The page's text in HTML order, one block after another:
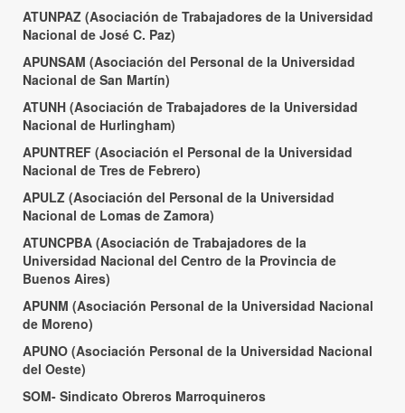
ATUNPAZ (Asociación de Trabajadores de la Universidad
Nacional de José C. Paz)
APUNSAM (Asociación del Personal de la Universidad
Nacional de San Martín)
ATUNH (Asociación de Trabajadores de la Universidad
Nacional de Hurlingham)
APUNTREF (Asociación el Personal de la Universidad
Nacional de Tres de Febrero)
APULZ (Asociación del Personal de la Universidad
Nacional de Lomas de Zamora)
ATUNCPBA (Asociación de Trabajadores de la
Universidad Nacional del Centro de la Provincia de
Buenos Aires)
APUNM (Asociación Personal de la Universidad Nacional
de Moreno)
APUNO (Asociación Personal de la Universidad Nacional
del Oeste)
SOM- Sindicato Obreros Marroquineros